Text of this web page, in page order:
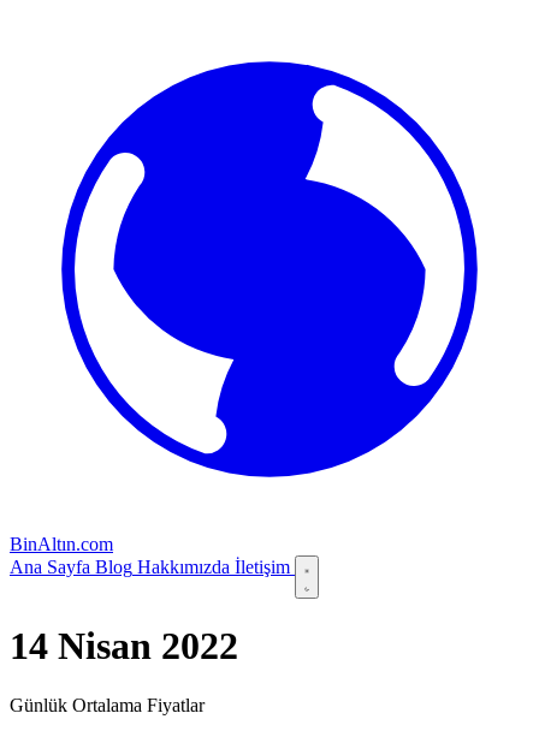
BinAltın.com
Ana Sayfa Blog Hakkımızda İletişim
14 Nisan 2022
Günlük Ortalama Fiyatlar